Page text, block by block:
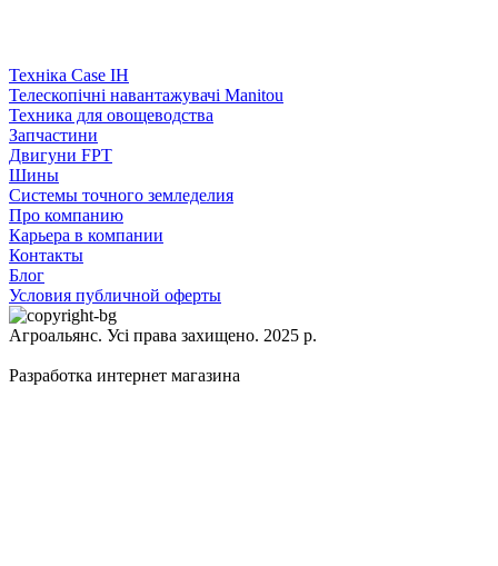
Техніка Case IH
Телескопічні навантажувачі Manitou
Техника для овощеводства
Запчастини
Двигуни FPT
Шины
Системы точного земледелия
Про компанию
Карьера в компании
Контакты
Блог
Условия публичной оферты
Агроальянс. Усі права захищено. 2025 р.
Разработка интернет магазина